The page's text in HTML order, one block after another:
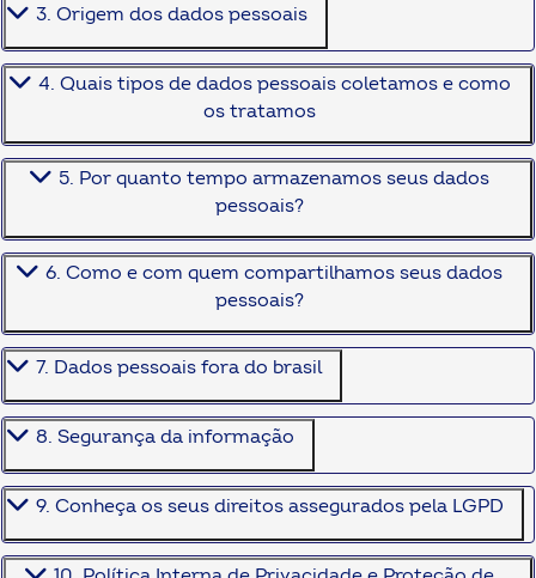
3. Origem dos dados pessoais
4. Quais tipos de dados pessoais coletamos e como
os tratamos
5. Por quanto tempo armazenamos seus dados
pessoais?
6. Como e com quem compartilhamos seus dados
pessoais?
7. Dados pessoais fora do brasil
8. Segurança da informação
9. Conheça os seus direitos assegurados pela LGPD